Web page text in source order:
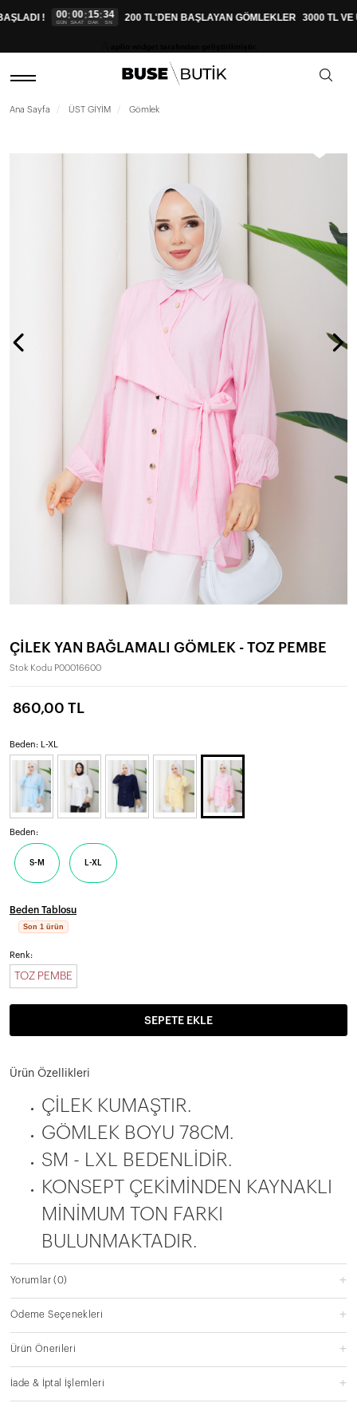
! 00
GÜN
:00
SAAT
:15
DAK
:33
SN 200 TL'DEN BAŞLAYAN GÖMLEKLER 3000 TL VE
Ana Sayfa ÜST GİYİM Gömlek
ÇİLEK YAN BAĞLAMALI GÖMLEK - TOZ PEMBE
Stok Kodu P00016600
860,00 TL
Beden: L-XL
Beden:
S-M L-XL
Beden Tablosu
Son 1 ürün
Renk:
TOZ PEMBE
SEPETE EKLE
Ürün Özellikleri
ÇİLEK KUMAŞTIR.
GÖMLEK BOYU 78CM.
SM - LXL BEDENLİDİR.
KONSEPT ÇEKİMİNDEN KAYNAKLI
MİNİMUM TON FARKI
BULUNMAKTADIR.
Yorumlar(0)
Ödeme Seçenekleri
Ürün Önerileri
İade & İptal İşlemleri